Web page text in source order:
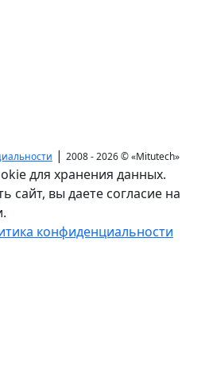
| 2008 - 2026 ©«Mitutech»
для хранения данных.
сайт, вы даете согласие на
конфиденциальности